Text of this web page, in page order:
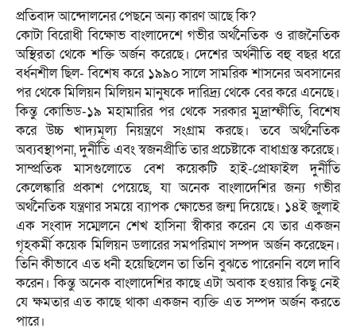
প্রতিবাদ আন্দোলনের পেছনে অন্য কারণ আছে কি?
কোটা বিরোধী বিক্ষোভ বাংলাদেশে গভীর অর্থনৈতিক ও রাজনৈতিক
অস্থিরতা থেকে শক্তি অর্জন করেছে। দেশের অর্থনীতি বহু বছর ধরে
বর্ধনশীল ছিল- বিশেষ করে ১৯৯০ সালে সামরিক শাসনের অবসানের
পর থেকে মিলিয়ন মিলিয়ন মানুষকে দারিদ্র্য থেকে বের করে এনেছে।
কিন্তু কোভিড-১৯ মহামারির পর থেকে সরকার মুদ্রাস্ফীতি, বিশেষ
করে উচ্চ খাদ্যমূল্য নিয়ন্ত্রণে সংগ্রাম করছে। তবে অর্থনৈতিক
অব্যবস্থাপনা, দুর্নীতি এবং স্বজনপ্রীতি তার প্রচেষ্টাকে বাধাগ্রস্ত করেছে।
সাম্প্রতিক মাসগুলোতে বেশ কয়েকটি হাই-প্রোফাইল দুর্নীতি
কেলেঙ্কারি প্রকাশ পেয়েছে, যা অনেক বাংলাদেশির জন্য গভীর
অর্থনৈতিক যন্ত্রণার সময়ে ব্যাপক ক্ষোভের জন্ম দিয়েছে। ১৪ই জুলাই
এক সংবাদ সম্মেলনে শেখ হাসিনা স্বীকার করেন যে তার একজন
গৃহকর্মী কয়েক মিলিয়ন ডলারের সমপরিমাণ সম্পদ অর্জন করেছেন।
তিনি কীভাবে এত ধনী হয়েছিলেন তা তিনি বুঝতে পারেননি বলে দাবি
করেন। কিন্তু অনেক বাংলাদেশির কাছে এটা অবাক হওয়ার কিছু নেই
যে ক্ষমতার এত কাছে থাকা একজন ব্যক্তি এত সম্পদ অর্জন করতে
পারে।